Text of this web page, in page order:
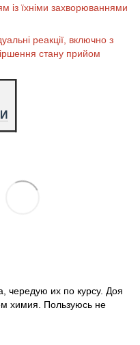
із їхніми захворюваннями
реакції, включно з
стану прийом
чередую их по курсу. Доя
химия. Пользуюсь не